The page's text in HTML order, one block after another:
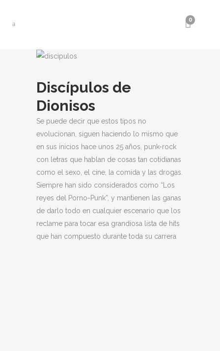
0
Discípulos de
Dionisos
Se puede decir que estos tipos no
evolucionan, siguen haciendo lo mismo que
en sus inicios hace unos 25 años, punk-rock
con letras que hablan de cosas tan cotidianas
como el sexo, el cine, la comida y las drogas.
Siempre han sido considerados como “Los
reyes del Porno-Punk”, y mantienen las ganas
de darlo todo en cualquier escenario que los
reclame para tocar esa grandiosa lista de hits
que han compuesto durante toda su carrera